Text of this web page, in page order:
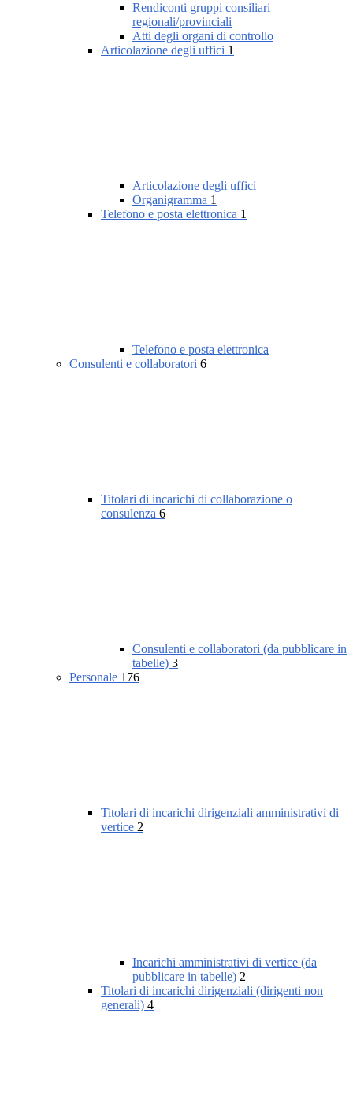
Rendiconti gruppi consiliari
regionali/provinciali
Atti degli organi di controllo
Articolazione degli uffici 1
Articolazione degli uffici
Organigramma 1
Telefono e posta elettronica 1
Telefono e posta elettronica
Consulenti e collaboratori 6
Titolari di incarichi di collaborazione o
consulenza 6
Consulenti e collaboratori (da pubblicare in
tabelle) 3
Personale 176
Titolari di incarichi dirigenziali amministrativi di
vertice 2
Incarichi amministrativi di vertice (da
pubblicare in tabelle) 2
Titolari di incarichi dirigenziali (dirigenti non
generali) 4